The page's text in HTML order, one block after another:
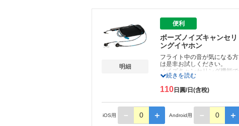
明細
便利
ボーズノイズキャンセリ
ングイヤホン
フライト中の音が気になる方
は是非お試しください。
ノイズキャンセリング機能で
飛行機の風きり音やエンジン
音など騒音を減らし、小さな
音量でも音楽が楽しめるので
していただけます。
※iPhone7以降のモデルをご
利用の方は別途イヤホンジ
続きを読む
110 日圓/日(含稅)
iOS用 － 0 ＋ Android用 － 0 ＋